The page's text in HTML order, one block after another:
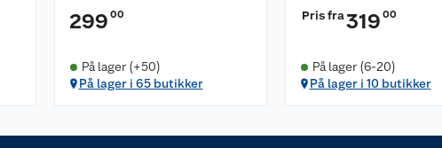
299 00
På lager (+50)
På lager i 65 butikker
Pris fra319 00
På lager (6-20)
På lager i 10 butikker